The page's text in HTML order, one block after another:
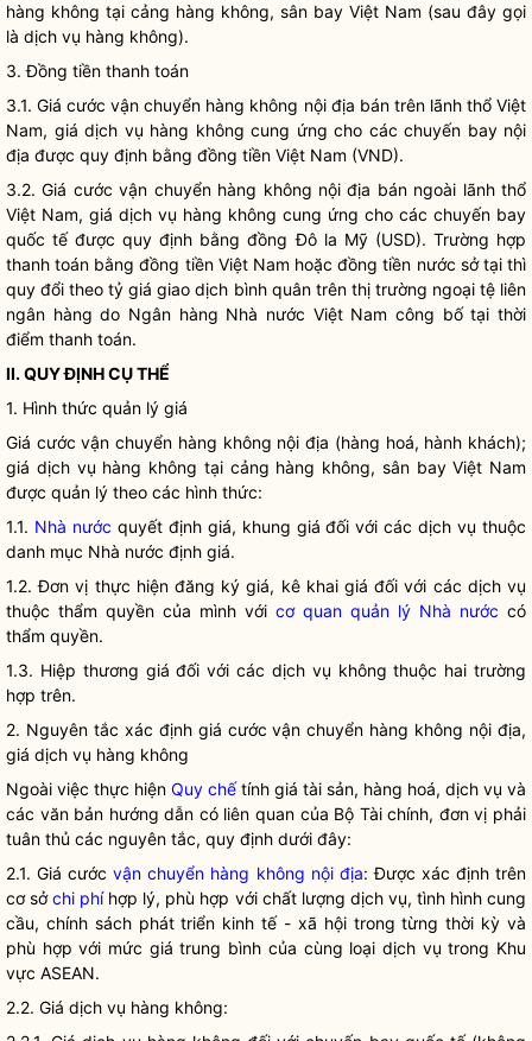
hàng không tại cảng hàng không, sân bay Việt Nam (sau đây gọi
là dịch vụ hàng không).
3. Đồng tiền thanh toán
3.1. Giá cướcvận chuyển hàng không nội địa bán trên lãnh thổ Việt
Nam, giá dịch vụ hàng không cung ứng cho các chuyến bay nội
địa được quy định bằng đồng tiền Việt Nam (VND).
3.2.Giá cướcvận chuyển hàng không nội địa bán ngoài lãnh thổ
Việt Nam, giá dịch vụ hàng không cung ứng cho các chuyến bay
quốc tế được quy định bằng đồng Đô la Mỹ (USD). Trường hợp
thanh toán bằng đồng tiền Việt Nam hoặc đồng tiền nước sở tại thì
quy đổi theo tỷgiá giao dịch bình quân trên thị trường ngoại tệ liên
ngân hàng do Ngân hàng Nhà nước Việt Nam công bố tại thời
điểm thanh toán.
II. QUY ĐỊNH CỤ THỂ
1. Hình thức quản lý giá
Giá cướcvận chuyển hàng không nội địa (hàng hoá, hành khách);
giá dịch vụ hàng không tại cảng hàng không, sân bayViệt Nam
được quản lý theo các hình thức:
1.1. Nhà nước quyết định giá, khung giá đối với các dịch vụ thuộc
danh mục Nhà nước định giá.
1.2. Đơn vị thực hiện đăng kýgiá, kê khaigiá đối với các dịch vụ
thuộc thẩm quyền của mình với cơ quan quản lý Nhà nước có
thẩm quyền.
1.3. Hiệp thương giá đối với các dịch vụ không thuộc hai trường
hợp trên.
2. Nguyên tắc xác định giá cướcvận chuyển hàng không nội địa,
giá dịch vụ hàng không
Ngoài việc thực hiện Quy chếtính giá tài sản, hàng hoá, dịch vụ và
các văn bản hướng dẫn có liên quan của Bộ Tài chính, đơn vị phải
tuân thủ các nguyên tắc, quy định dưới đây:
2.1. Giá cướcvận chuyển hàng không nội địa: Được xác định trên
cơ sởchi phíhợp lý, phù hợp với chất lượng dịch vụ, tình hình cung
cầu, chính sách phát triển kinh tế - xã hội trong từng thời kỳ và
phù hợp với mức giá trung bình của cùng loại dịch vụ trong Khu
vực ASEAN.
2.2. Giá dịch vụ hàng không: